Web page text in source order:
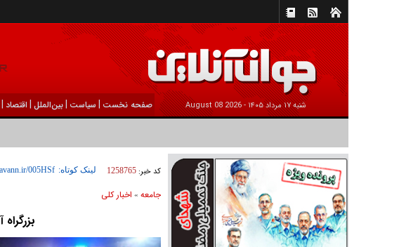
شنبه ۱۷ مرداد ۱۴۰۵ - 2026 August 08 صفحه نخست | سیاست |بين‌الملل | اقتصاد |
کد خبر: 1258765 لینک کوتاه:
جامعه» اخبار كلی